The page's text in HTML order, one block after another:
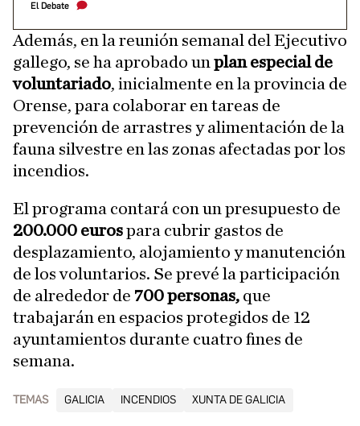
El Debate
Además, en la reunión semanal del Ejecutivo
gallego, se ha aprobado un plan especial de
voluntariado, inicialmente en la provincia de
Orense, para colaborar en tareas de
prevención de arrastres y alimentación de la
fauna silvestre en las zonas afectadas por los
incendios.
El programa contará con un presupuesto de
200.000 eurospara cubrir gastos de
desplazamiento, alojamiento y manutención
de los voluntarios. Se prevé la participación
de alrededor de 700 personas, que
trabajarán en espacios protegidos de 12
ayuntamientos durante cuatro fines de
semana.
TEMAS GALICIA INCENDIOS XUNTA DE GALICIA